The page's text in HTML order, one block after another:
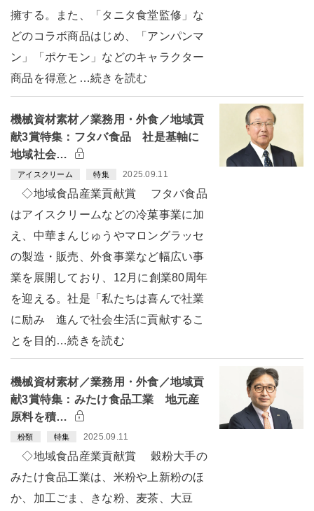
擁する。また、「タニタ食堂監修」な
どのコラボ商品はじめ、「アンパンマ
ン」「ポケモン」などのキャラクター
商品を得意と…続きを読む
機械資材素材／業務用・外食／地域貢
献3賞特集：フタバ食品 社是基軸に
地域社会…
アイスクリーム 特集 2025.09.11
◇地域食品産業貢献賞 フタバ食品
はアイスクリームなどの冷菓事業に加
え、中華まんじゅうやマロングラッセ
の製造・販売、外食事業など幅広い事
業を展開しており、12月に創業80周年
を迎える。社是「私たちは喜んで社業
に励み 進んで社会生活に貢献するこ
とを目的…続きを読む
機械資材素材／業務用・外食／地域貢
献3賞特集：みたけ食品工業 地元産
原料を積…
粉類 特集 2025.09.11
◇地域食品産業貢献賞 穀粉大手の
みたけ食品工業は、米粉や上新粉のほ
か、加工ごま、きな粉、麦茶、大豆